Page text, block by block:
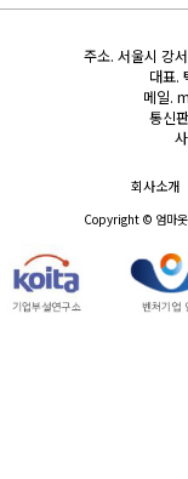
주소. 서울시 강
대표.
메일.
통신
회사소개
Copyright © 엄마